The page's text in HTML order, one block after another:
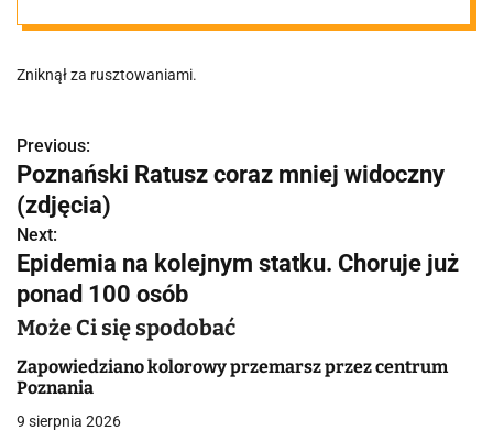
Zniknął za rusztowaniami.
N
a
w
i
g
a
c
Previous:
Poznański Ratusz coraz mniej widoczny
(zdjęcia)
Next:
Epidemia na kolejnym statku. Choruje już
ponad 100 osób
Może Ci się spodobać
Zapowiedziano kolorowy przemarsz przez centrum
Poznania
9 sierpnia 2026